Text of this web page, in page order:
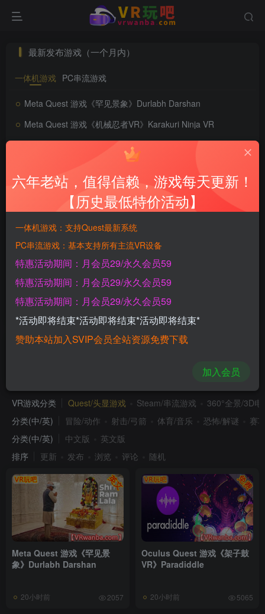
最新发布游戏（一个月内）
一体机游戏 PC串流游戏
Meta Quest 游戏《罕见景象》Durlabh Darshan
Meta Quest 游戏《机械忍者VR》Karakuri Ninja VR
Meta Quest 游戏《只有一个人》JUST ONE MAN
Meta Quest 游戏《颜色》Coloris
Meta Quest 游戏《ASMR游乐场》ASMR Playground
Meta Quest 游戏《VR迷你高尔夫》VR Mini Golf
Meta Quest 游戏《极限滑翔伞》Paraglide Xtreme
Meta Quest 游戏《心跳英雄》Heart Beat Hero
>加载更多
VR游戏分类 Quest/头显游戏 Steam/串流游戏
360°全景/3D电
分类(中/英)
冒险/动作 射击/弓箭 体育/音乐 恐怖/解谜
赛
分类(中/英)
中文版
英文版
排序
更新 发布 浏览 评论 随机
Meta Quest 游戏《罕见景
象》Durlabh Darshan
20小时前 2057
Oculus Quest 游戏《架子鼓
VR》Paradiddle
20小时前 5065
六年老站，值得信赖，游戏每天更新！
【历史最低特价活动】
一体机游戏：支持Quest最新系统
PC串流游戏：基本支持所有主流VR设备
特惠活动期间：月会员29/永久会员59
特惠活动期间：月会员29/永久会员59
特惠活动期间：月会员29/永久会员59
*活动即将结束*活动即将结束*活动即将结束*
赞助本站加入SVIP会员全站资源免费下载
加入会员